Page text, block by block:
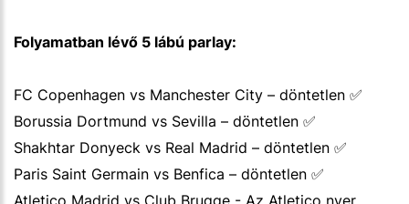
Folyamatban lévő 5 lábú parlay:
FC Copenhagen vs Manchester City – döntetlen ✅
Borussia Dortmund vs Sevilla – döntetlen ✅
Shakhtar Donyeck vs Real Madrid – döntetlen ✅
Paris Saint Germain vs Benfica – döntetlen ✅